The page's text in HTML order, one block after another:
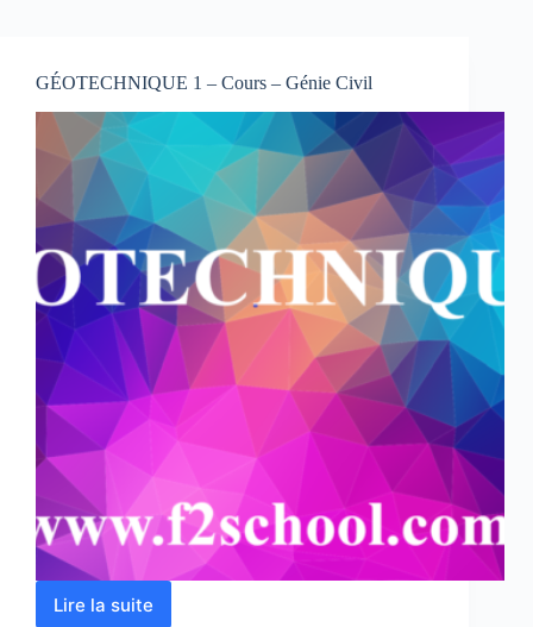
GÉOTECHNIQUE 1 – Cours – Génie Civil
Lire la suiteGÉOTECHNIQUE